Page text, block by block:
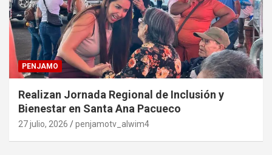
PENJAMO
Realizan Jornada Regional de Inclusión y
Bienestar en Santa Ana Pacueco
27 julio, 2026 penjamotv_alwim4